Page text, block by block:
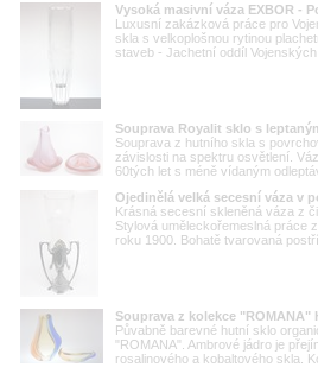
Vysoká masivní váza EXBOR -
Luxusní zakázková práce pro
skla s velkoplošnou rytinou
staveb - Jachetní oddíl
Souprava Royalit sklo s
Souprava z hutního skla s
závislosti na spektru osvětlení.
60tých let s méně vídaným
Ojedinělá velká secesní váza v
Krásná secesní skleněná váza z
Stylová uměleckořemeslná práce
roku 1900. Bohatě tvarovaná
Souprava z kolekce "ROMANA"
Půvabně barevné hutní sklo
"ROMANA". Ambrové jádro je
rosalinového a kobaltového skla.